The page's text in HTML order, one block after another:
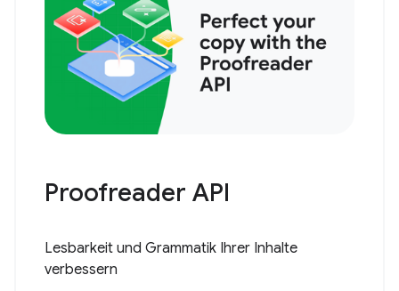
Proofreader API
Lesbarkeit und Grammatik Ihrer Inhalte
verbessern